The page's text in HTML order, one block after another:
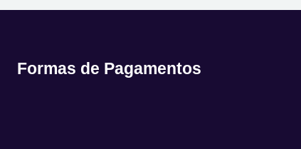
Formas de Pagamentos